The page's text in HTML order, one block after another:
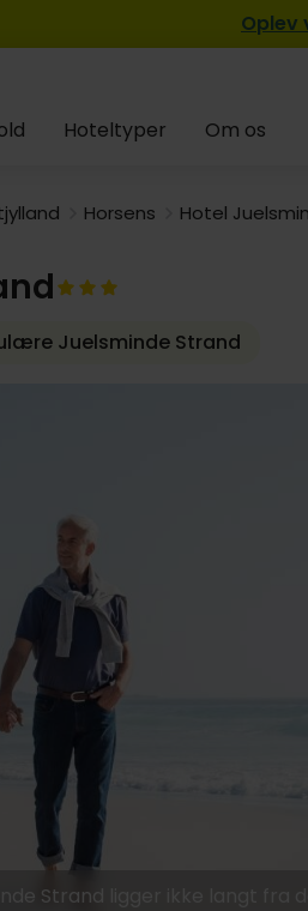
Oplev
Hoteltyper Om os
Horsens Hotel
Juelsminde Strand
Strand ligger ikke langt fra